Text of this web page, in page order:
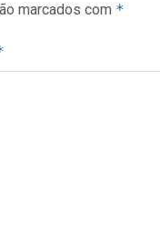
marcados com *